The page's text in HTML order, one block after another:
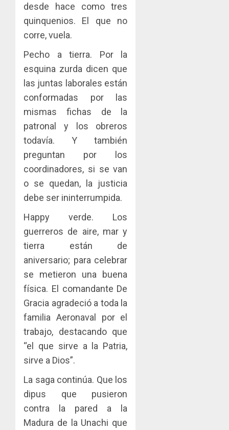
desde hace como tres
quinquenios. El que no
corre, vuela.
Pecho a tierra. Por la
esquina zurda dicen que
las juntas laborales están
conformadas por las
mismas fichas de la
patronal y los obreros
todavía. Y también
preguntan por los
coordinadores, si se van
o se quedan, la justicia
debe ser ininterrumpida.
Happy verde. Los
guerreros de aire, mar y
tierra están de
aniversario; para celebrar
se metieron una buena
física. El comandante De
Gracia agradeció a toda la
familia Aeronaval por el
trabajo, destacando que
“el que sirve a la Patria,
sirve a Dios”.
La saga continúa. Que los
dipus que pusieron
contra la pared a la
Madura de la Unachi que